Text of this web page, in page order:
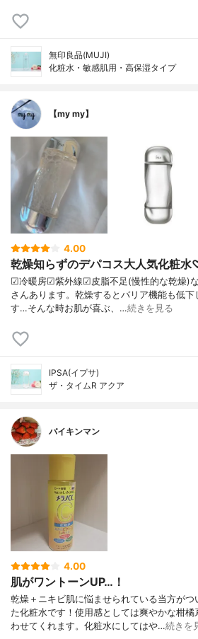
無印良品(MUJI)
化粧水・敏感肌用・高保湿タイプ
【my my】
4.00
乾燥知らずのデパコス大人気化粧
☑︎冷暖房☑︎紫外線☑︎皮脂不足(慢性的な乾燥)な
さんあります。乾燥するとバリア機能も低下
す…そんな時お肌が喜ぶ、…続きを見る
IPSA(イプサ)
ザ・タイムR アクア
バイキンマン
4.00
肌がワントーンUP…！
乾燥＋ニキビ肌に悩ませられている当方が
た化粧水です！使用感としては爽やかな柑
わせてくれます。化粧水にしてはや…続きを